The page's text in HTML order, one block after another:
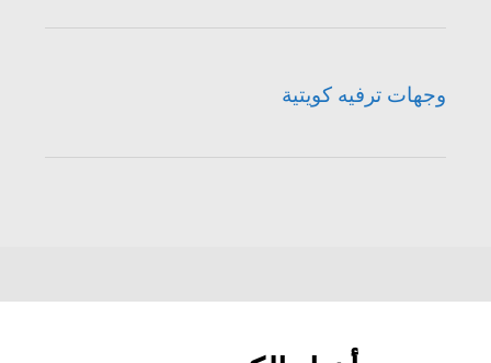
وجهات ترفيه كويتية